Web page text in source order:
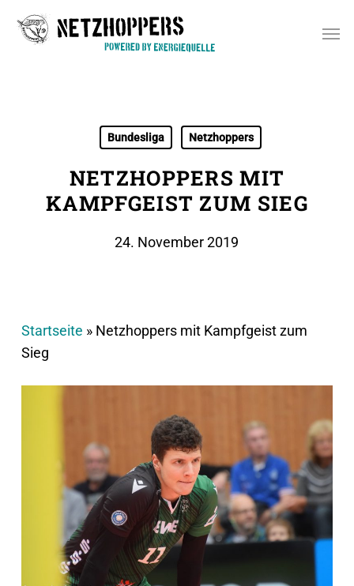
Bundesliga Netzhoppers
NETZHOPPERS MIT
KAMPFGEIST ZUM SIEG
24. November 2019
Startseite » Netzhoppers mit Kampfgeist zum
Sieg